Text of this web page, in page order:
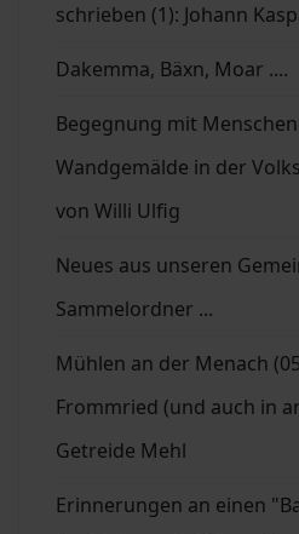
schrieben (1): Johann
Dakemma, Bäxn, Moar ....
Begegnung mit
Wandgemälde in der
von Willi Ulfig
Neues aus unseren
Sammelordner ...
Mühlen an der Menach
Frommried (und auch in
Getreide Mehl
Erinnerungen an einen